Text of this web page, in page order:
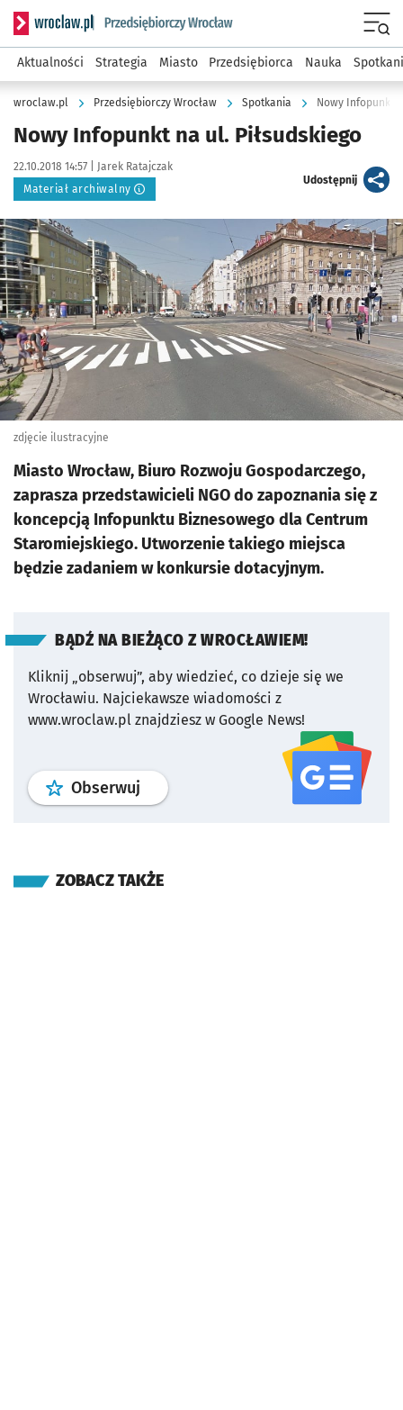
Serwis informacyjny wroclaw.pl podserwis: Strategia
Aktualności Strategia Miasto Przedsiębiorca Nauka
wroclaw.pl Przedsiębiorczy Wrocław Spotkania Nowy Infopunkt
Nowy Infopunkt na ul. Piłsudskiego
Data publikacji:
22.10.2018 14:57 | Autor:
Jarek Ratajczak
Materiał archiwalny
Udostępnijartykuł
Kliknij, aby powiększyć
zdjęcie ilustracyjne
Miasto Wrocław, Biuro Rozwoju Gospodarczego,
zaprasza przedstawicieli NGO do zapoznania się z
koncepcją Infopunktu Biznesowego dla Centrum
Staromiejskiego. Utworzenie takiego miejsca
będzie zadaniem w konkursie dotacyjnym.
BĄDŹ NA BIEŻĄCO Z WROCŁAWIEM!
Kliknij „obserwuj”, aby wiedzieć, co dzieje się we
Wrocławiu. Najciekawsze wiadomości z
www.wroclaw.pl znajdziesz w Google News!
Obserwuj profil serwisu
ZOBACZ TAKŻE